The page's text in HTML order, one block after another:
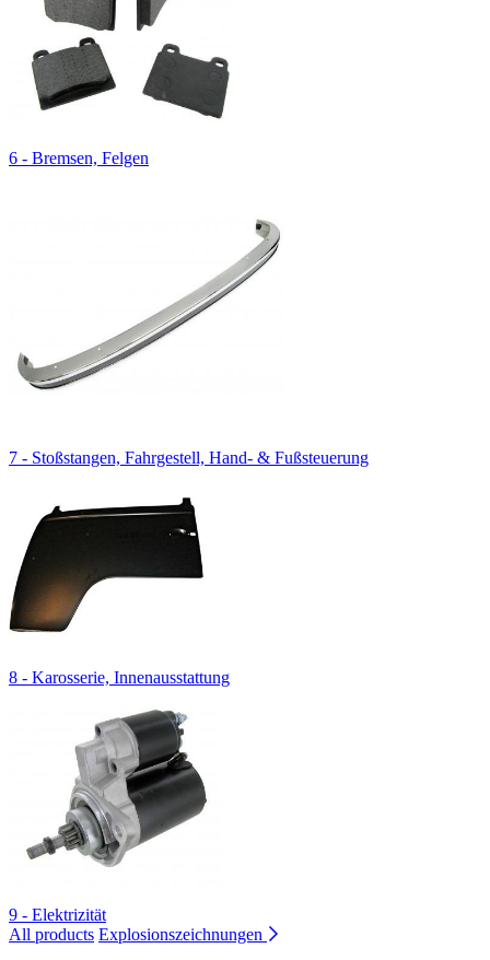
6 - Bremsen, Felgen
7 - Stoßstangen, Fahrgestell, Hand- & Fußsteuerung
8 - Karosserie, Innenausstattung
9 - Elektrizität
All products Explosionszeichnungen